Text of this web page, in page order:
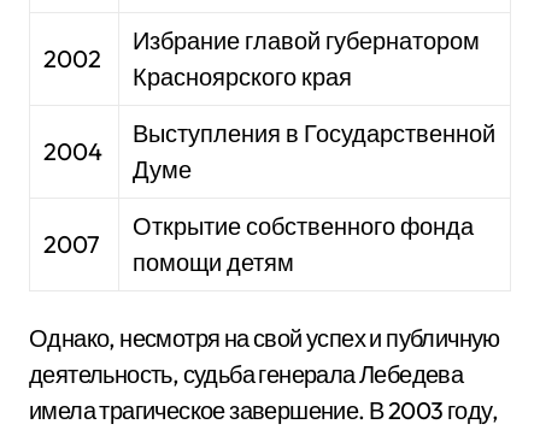
2002
Избрание главой губернатором
Красноярского края
2004
Выступления в Государственной
Думе
2007
Открытие собственного фонда
помощи детям
Однако, несмотря на свой успех и публичную
деятельность, судьба генерала Лебедева
имела трагическое завершение. В 2003 году,